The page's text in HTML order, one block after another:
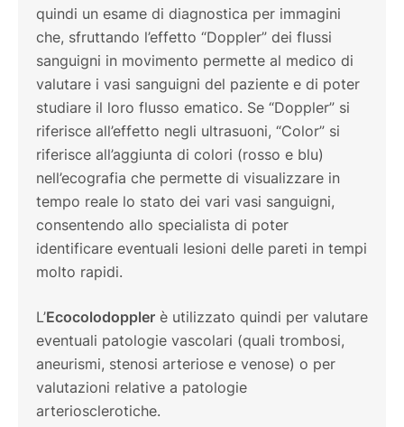
quindi un esame di diagnostica per immagini
che, sfruttando l’effetto “Doppler” dei flussi
sanguigni in movimento permette al medico di
valutare i vasi sanguigni del paziente e di poter
studiare il loro flusso ematico. Se “Doppler” si
riferisce all’effetto negli ultrasuoni, “Color” si
riferisce all’aggiunta di colori (rosso e blu)
nell’ecografia che permette di visualizzare in
tempo reale lo stato dei vari vasi sanguigni,
consentendo allo specialista di poter
identificare eventuali lesioni delle pareti in tempi
molto rapidi.
L’Ecocolodoppler è utilizzato quindi per valutare
eventuali patologie vascolari (quali trombosi,
aneurismi, stenosi arteriose e venose) o per
valutazioni relative a patologie
arteriosclerotiche.